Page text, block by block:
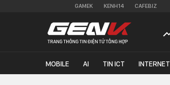
GAMEK KENH14 CAFEBIZ
MOBILE AI TIN ICT INTERNET